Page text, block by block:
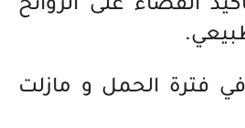
القضاء على الروائح
فترة الحمل و مازلت